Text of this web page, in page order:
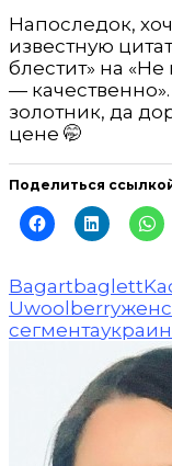
Напоследок,
известную
блестит» на
—
золотник, да
цене 🤭
Поделиться
Bagartbaglett
Uwoolberry
сегмента